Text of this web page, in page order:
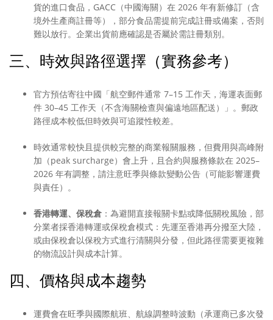
貨的進口食品，GACC（中國海關）在 2026 年有新修訂（含
境外生產商註冊等），部分食品需提前完成註冊或備案，否則
難以放行。企業出貨前應確認是否屬於需註冊類別。
三、時效與路徑選擇（實務參考）
官方預估寄往中國「航空郵件通常 7–15 工作天，海運表面郵
件 30–45 工作天（不含海關檢查與偏遠地區配送）」。郵政
路徑成本較低但時效與可追蹤性較差。
時效通常較快且提供較完整的商業報關服務，但費用與高峰附
加（peak surcharge）會上升，且合約與服務條款在 2025–
2026 年有調整，請注意旺季與條款變動公告（可能影響運費
與責任）。
香港轉運、保稅倉 ：為避開直接報關卡點或降低關稅風險，部
分業者採香港轉運或保稅倉模式：先運至香港再分撥至大陸，
或由保稅倉以保稅方式進行清關與分發，但此路徑需要更複雜
的物流設計與成本計算。
四、價格與成本趨勢
運費會在旺季與國際航班、航線調整時波動（承運商已多次發